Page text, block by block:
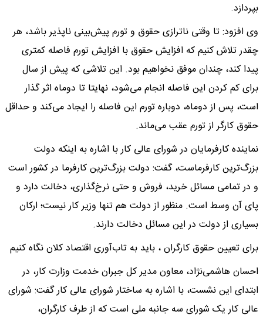
بپردازد.
وی افزود: تا وقتی ناترازی حقوق و تورم پیش‌بینی ناپذیر باشد، هر
چقدر تلاش کنیم که افزایش حقوق با افزایش تورم فاصله کمتری
پیدا کند، چندان موفق نخواهیم بود. این تلاشی که پیش از سال
برای کم کردن این فاصله انجام می‌شود، نهایتا تا دوماه اثر گذار
است، پس از دوماه، دوباره تورم این فاصله را ایجاد می‌کند و حداقل
حقوق کارگر از تورم عقب می‌ماند.
نماینده کارفرمایان در شورای عالی کار با اشاره به اینکه دولت
بزرگ‌ترین کارفرماست، گفت: دولت بزرگ‌ترین کارفرما در کشور است
و در تمامی مسائل خرید، فروش و حتی نرخ‌گذاری، دخالت دارد و
پای آن وسط است. منظور از دولت هم تنها وزیر کار نیست؛ ارکان
بسیاری از دولت در این مسائل دخالت دارند.
برای تعیین حقوق کارگران ، باید به تاب‌آوری اقتصاد کلان نگاه کنیم
احسان هاشمی‌نژاد، معاون مدیر کل جبران خدمت وزارت کار، در
ابتدای این نشست، با اشاره به ساختار شورای عالی کار گفت: شورای
عالی کار یک شورای سه جانبه ملی است که از طرف کارگران،